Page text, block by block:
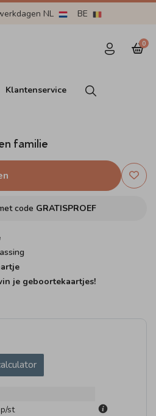
NL BE
0
Klantenservice
familie
code GRATISPROEF
je geboortekaartjes!
p/st